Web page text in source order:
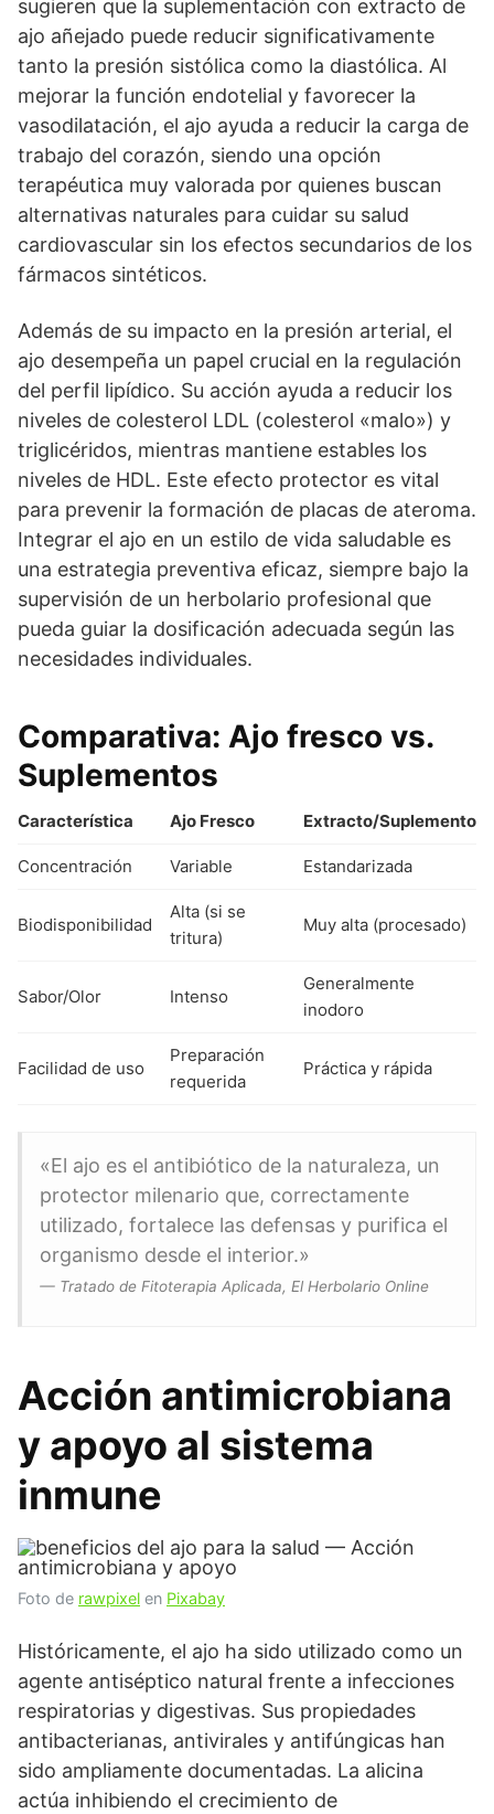
sugieren que la suplementación con extracto de
ajo añejado puede reducir significativamente
tanto la presión sistólica como la diastólica. Al
mejorar la función endotelial y favorecer la
vasodilatación, el ajo ayuda a reducir la carga de
trabajo del corazón, siendo una opción
terapéutica muy valorada por quienes buscan
alternativas naturales para cuidar su salud
cardiovascular sin los efectos secundarios de los
fármacos sintéticos.
Además de su impacto en la presión arterial, el
ajo desempeña un papel crucial en la regulación
del perfil lipídico. Su acción ayuda a reducir los
niveles de colesterol LDL (colesterol «malo») y
triglicéridos, mientras mantiene estables los
niveles de HDL. Este efecto protector es vital
para prevenir la formación de placas de ateroma.
Integrar el ajo en un estilo de vida saludable es
una estrategia preventiva eficaz, siempre bajo la
supervisión de un herbolario profesional que
pueda guiar la dosificación adecuada según las
necesidades individuales.
Comparativa: Ajo fresco vs.
Suplementos
Característica Ajo Fresco Extracto/Suplemento
Concentración Variable Estandarizada
Biodisponibilidad
Alta (si se
tritura)
Muy alta (procesado)
Sabor/Olor Intenso
Generalmente
inodoro
Facilidad de uso
Preparación
requerida
Práctica y rápida
«El ajo es el antibiótico de la naturaleza, un
protector milenario que, correctamente
utilizado, fortalece las defensas y purifica el
organismo desde el interior.»
— Tratado de Fitoterapia Aplicada, El Herbolario Online
Acción antimicrobiana
y apoyo al sistema
inmune
Foto de rawpixel en Pixabay
Históricamente, el ajo ha sido utilizado como un
agente antiséptico natural frente a infecciones
respiratorias y digestivas. Sus propiedades
antibacterianas, antivirales y antifúngicas han
sido ampliamente documentadas. La alicina
actúa inhibiendo el crecimiento de